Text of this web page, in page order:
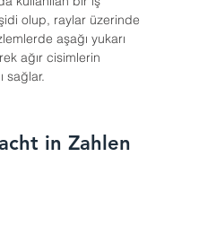
olup, raylar üzerinde
aşağı yukarı
ağır cisimlerin
sağlar.
in Zahlen